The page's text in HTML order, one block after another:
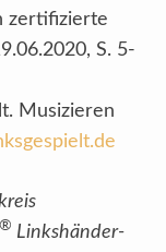
zertifizierte
S. 5-
Musizieren
® Linkshänder-